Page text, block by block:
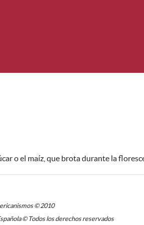
o el maíz , que brota durante la
© 2010
© Todos los derechos reservados